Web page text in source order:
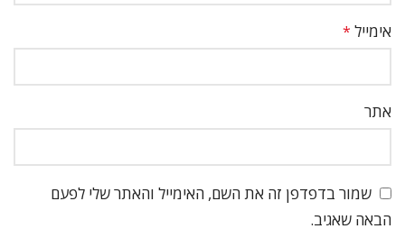
אימייל *
אתר
שמור בדפדפן זה את השם, האימייל והאתר שלי לפעם
הבאה שאגיב.